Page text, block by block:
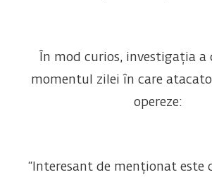
În mod curios, investigația
momentul zilei în care
opereze:
“Interesant de menționat este